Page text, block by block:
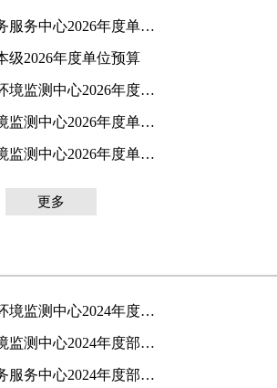
辽宁省生态环境事务服务中心2026年度单位预算
级2026年度单位预算
辽宁省葫芦岛生态环境监测中心2026年度单位预算
辽宁省朝阳生态环境监测中心2026年度单位预算
辽宁省铁岭生态环境监测中心2026年度单位预算
更多
辽宁省葫芦岛生态环境监测中心2024年度部门决算
辽宁省盘锦生态环境监测中心2024年度部门决算
辽宁省生态环境事务服务中心2024年度部门决算